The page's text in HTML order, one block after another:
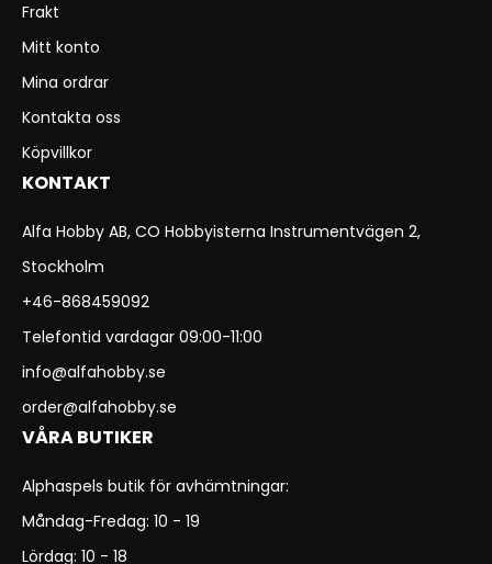
Frakt
Mitt konto
Mina ordrar
Kontakta oss
Köpvillkor
KONTAKT
Alfa Hobby AB, CO Hobbyisterna Instrumentvägen 2,
Stockholm
+46-868459092
Telefontid vardagar 09:00-11:00
info@alfahobby.se
order@alfahobby.se
VÅRA BUTIKER
Alphaspels butik för avhämtningar:
Måndag-Fredag: 10 - 19
Lördag: 10 - 18